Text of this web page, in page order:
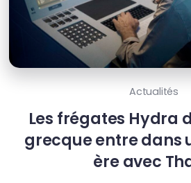
Actualités
Les frégates Hydra
grecque entre dans
ère avec